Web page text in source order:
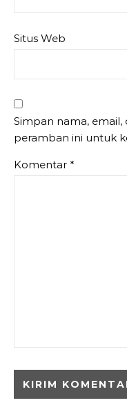
Situs Web
Simpan nama, email,
peramban ini untuk
Komentar *